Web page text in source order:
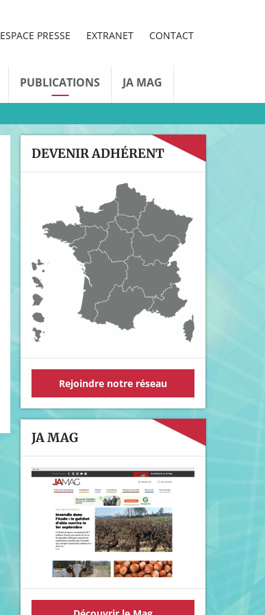
ESPACE PRESSE EXTRANET CONTACT
PUBLICATIONS JA MAG
DEVENIR ADHÉRENT
Rejoindre notre réseau
JA MAG